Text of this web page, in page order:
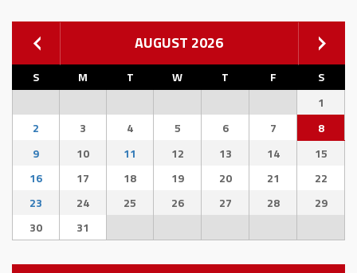
AUGUST 2026
S M T W T F
S
1
2
3 4 5 6 7
8
9
10 11 12 13 14
15
16
17 18 19 20 21
22
23
24 25 26 27 28
29
30
31